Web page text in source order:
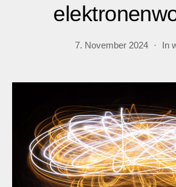
7. November 2024 In